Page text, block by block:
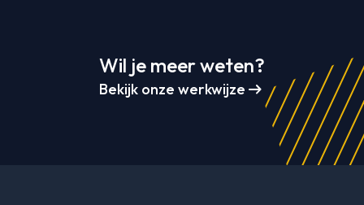
Wil je meer weten?
Bekijk onze werkwijze arrow_right_alt